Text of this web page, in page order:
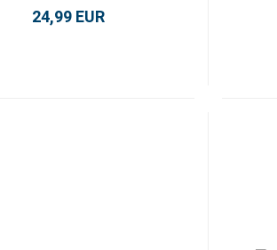
24,99 EUR